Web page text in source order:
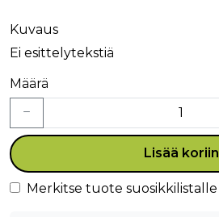
Kuvaus
Ei esittelytekstiä
Määrä
Lisää koriin
Merkitse tuote suosikkilistalle